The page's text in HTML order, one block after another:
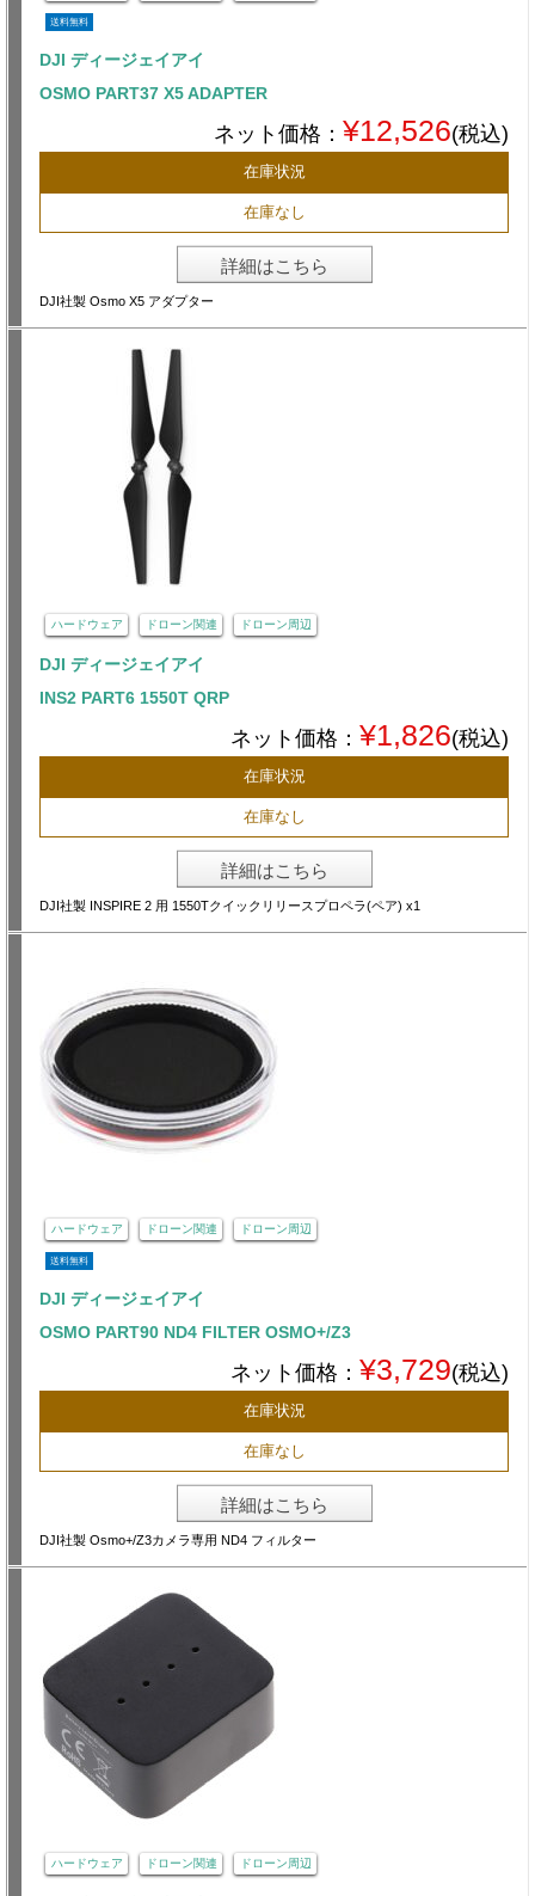
送料無料
DJI ディージェイアイ
OSMO PART37 X5 ADAPTER
ネット価格： ¥12,526(税込)
在庫状況
在庫なし
詳細はこちら
DJI社製 Osmo X5 アダプター
ハードウェア ドローン関連 ドローン周辺
DJI ディージェイアイ
INS2 PART6 1550T QRP
ネット価格： ¥1,826(税込)
在庫状況
在庫なし
詳細はこちら
DJI社製 INSPIRE 2 用 1550Tクイックリリースプロペラ(ペア) x1
ハードウェア ドローン関連 ドローン周辺
送料無料
DJI ディージェイアイ
OSMO PART90 ND4 FILTER OSMO+/Z3
ネット価格： ¥3,729(税込)
在庫状況
在庫なし
詳細はこちら
DJI社製 Osmo+/Z3カメラ専用 ND4 フィルター
ハードウェア ドローン関連 ドローン周辺